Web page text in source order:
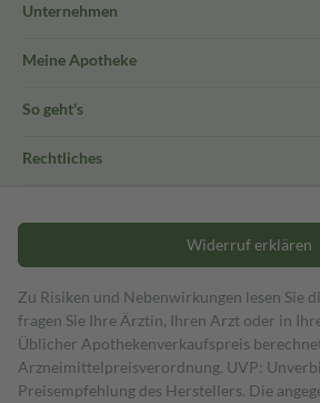
Unternehmen
Meine Apotheke
So geht's
Rechtliches
Widerruf erklären
Zu Risiken und Nebenwirkungen lesen Sie
fragen Sie Ihre Ärztin, Ihren Arzt oder in
Üblicher Apothekenverkaufspreis
Arzneimittelpreisverordnung. UVP:
Preisempfehlung des Herstellers. Die